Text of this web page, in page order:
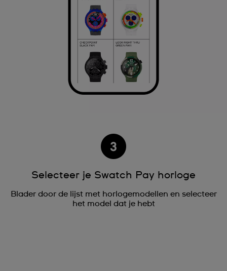
Selecteer je Swatch Pay horloge
Blader door de lijst met horlogemodellen en selecteer
het model dat je hebt